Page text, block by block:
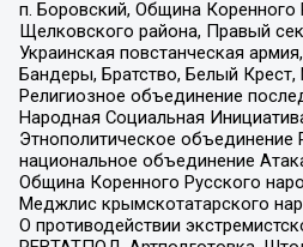
п. Боровский, Община Коренного
Щелковского района, Правый
Украинская повстанческая
Бандеры, Братство, Белый Крест,
Религиозное объединение
Народная Социальная
Этнополитическое объединение
национальное объединение
Община Коренного Русского
Меджлис крымскотатарского
О противодействии